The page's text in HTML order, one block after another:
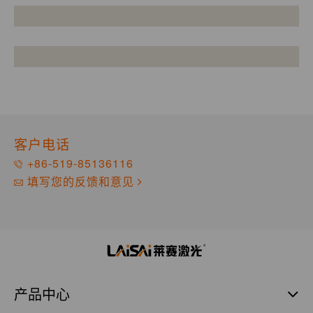
客户电话
+86-519-85136116
填写您的反馈和意见
产品中心